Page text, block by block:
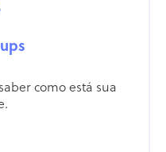
como está sua